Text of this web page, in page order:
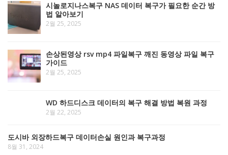
시놀로지나스복구 NAS 데이터 복구가 필요한 순간 방
법 알아보기
2월 25, 2025
손상된영상 rsv mp4 파일복구 깨진 동영상 파일 복구
가이드
2월 25, 2025
WD 하드디스크 데이터의 복구 해결 방법 복원 과정
2월 22, 2025
도시바 외장하드복구 데이터손실 원인과 복구과정
8월 31, 2024